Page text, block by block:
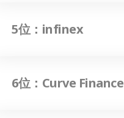
5位：infinex
6位：Curve Finance